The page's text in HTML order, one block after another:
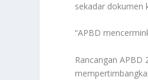
sekadar dokumen
“APBD
Rancangan APBD